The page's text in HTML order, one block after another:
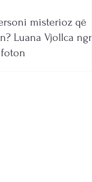
misterioz që
Luana Vjollca ngre